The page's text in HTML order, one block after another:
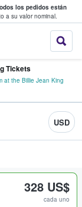
los pedidos están
a su valor nominal.
Tickets
at the Billie Jean King
USD
328 US$
cada uno